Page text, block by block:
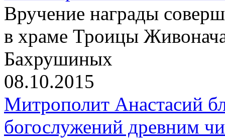
Вручение награды
в храме Троицы
Бахрушиных
08.10.2015
Митрополит Анастасий
богослужений древним